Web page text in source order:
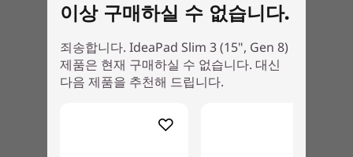
이상 구매하실 수 없습니다.
죄송합니다. IdeaPad Slim 3 (15", Gen 8)
제품은 현재 구매하실 수 없습니다. 대신
다음 제품을 추천해 드립니다.